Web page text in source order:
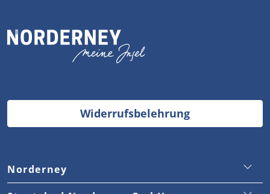
Widerrufsbelehrung
Norderney